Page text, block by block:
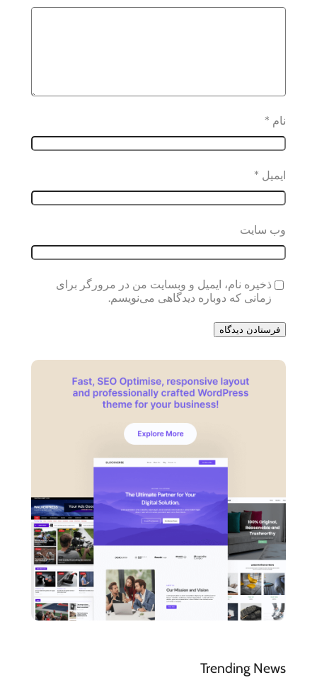
نام *
ایمیل *
وب‌ سایت
ذخیره نام، ایمیل و وبسایت من در مرورگر برای
زمانی که دوباره دیدگاهی می‌نویسم.
Trending News